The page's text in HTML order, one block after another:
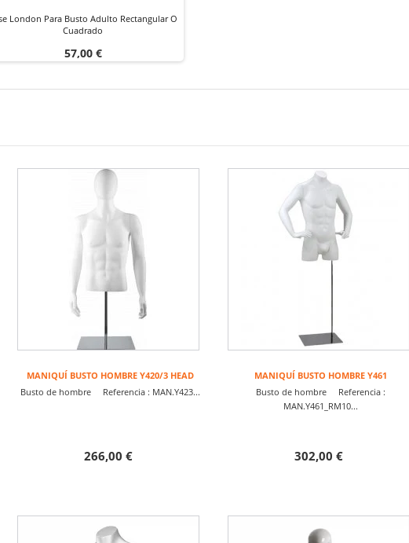
London Para Busto Adulto Rectangular O
Cuadrado
Precio
57,00 €
MANIQUÍ BUSTO HOMBRE Y420/3 HEAD
Busto de hombre Referencia : MAN.Y423...
266,00 €
MANIQUÍ BUSTO HOMBRE Y461
Busto de hombre Referencia :
MAN.Y461_RM10...
302,00 €